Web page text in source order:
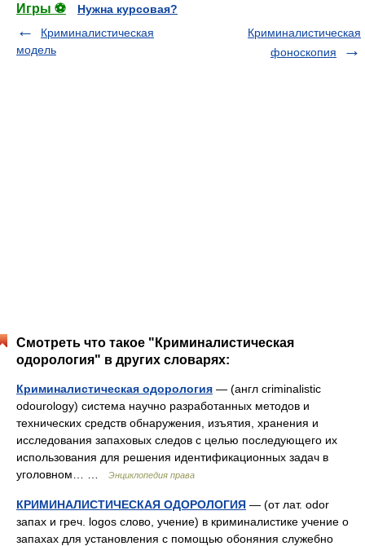
Игры ⚽
Нужна курсовая?
Криминалистическая
модель
Криминалистическая
фоноскопия
Смотреть что такое "Криминалистическая
одорология" в других словарях:
Криминалистическая одорология — (англ criminalistic
odourology) система научно разработанных методов и
технических средств обнаружения, изъятия, хранения и
исследования запаховых следов с целью последующего их
использования для решения идентификационных задач в
уголовном… …
Энциклопедия права
КРИМИНАЛИСТИЧЕСКАЯ ОДОРОЛОГИЯ — (от лат. odor
запах и греч. logos слово, учение) в криминалистике учение о
запахах для установления с помощью обоняния служебно